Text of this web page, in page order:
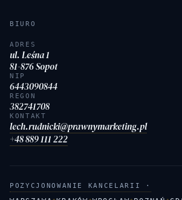
BIURO
ADRES
ul. Leśna 1
81-876 Sopot
NIP
6443090844
REGON
382741708
KONTAKT
lech.rudnicki@prawnymarketing.pl
+48 889 111 222
POZYCJONOWANIE KANCELARII ·